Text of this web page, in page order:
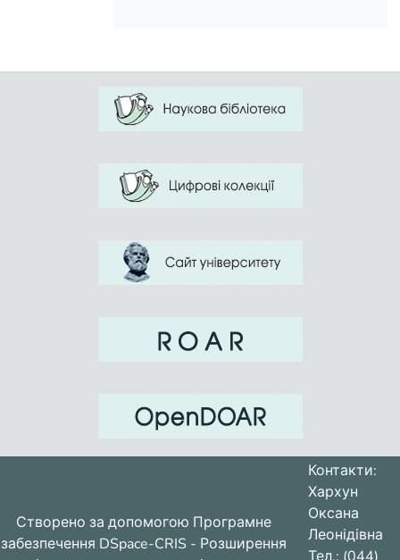
Створено за допомогою Програмне
забезпечення DSpace-CRIS - Розширення
Контакти:
Хархун
Оксана
Леонідівна